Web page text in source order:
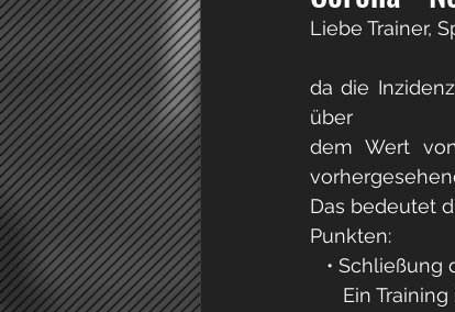
Liebe Trainer,
da die
über
dem Wert
Das bedeutet
Punkten:
•
Ein